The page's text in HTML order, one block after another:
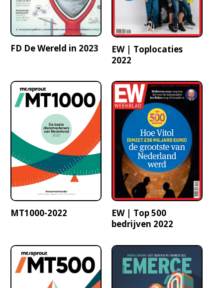
FD De Wereld in 2023
EW | Toplocaties
2022
MT1000-2022
EW | Top 500
bedrijven 2022